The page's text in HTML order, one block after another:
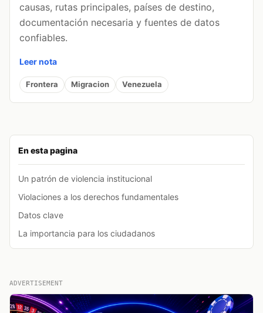
En esta pagina
Un patrón de violencia institucional
Violaciones a los derechos fundamentales
Datos clave
La importancia para los ciudadanos
causas, rutas principales, países de destino,
documentación necesaria y fuentes de datos
confiables.
Leer nota
Frontera Migracion Venezuela
ADVERTISEMENT